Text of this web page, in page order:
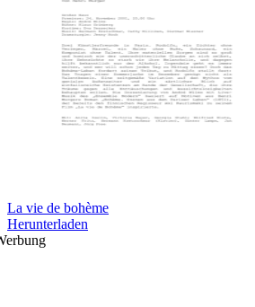
La vie de bohème
Herunterladen